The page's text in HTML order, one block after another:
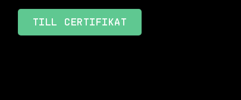
TILL CERTIFIKAT